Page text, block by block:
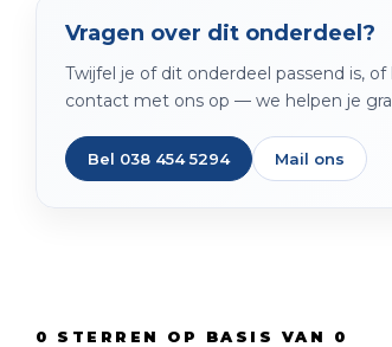
Vragen over dit onderdeel?
Twijfel je of dit onderdeel passend is,
contact met ons op — we helpen je
Bel 038 454 5294 Mail ons
0 STERREN OP BASIS VAN 0